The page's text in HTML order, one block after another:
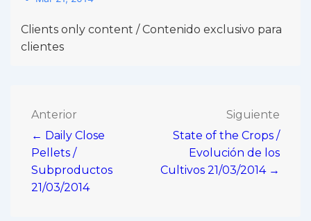
Clients only content / Contenido exclusivo para
clientes
Navegación
de
entradas
Anterior
← Daily Close
Pellets /
Subproductos
21/03/2014
Siguiente
State of the Crops /
Evolución de los
Cultivos 21/03/2014 →